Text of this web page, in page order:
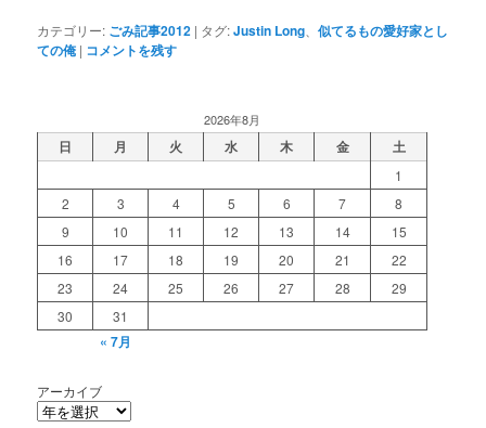
カテゴリー: ごみ記事2012 | タグ:Justin Long 、似てるもの愛好家とし
ての俺 | コメントを残す
2026年8月
日 月 火 水 木 金 土
1
2
3 4 5 6 7
8
9
10 11 12 13 14
15
16
17 18 19 20 21
22
23
24 25 26 27 28
29
30
31
« 7月
アーカイブ